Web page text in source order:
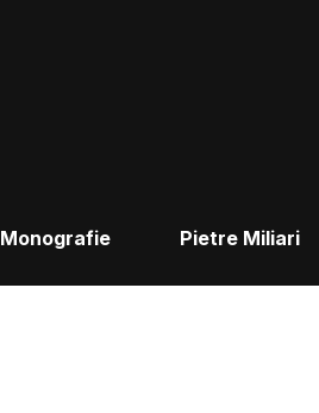
Monografie Pietre Miliari